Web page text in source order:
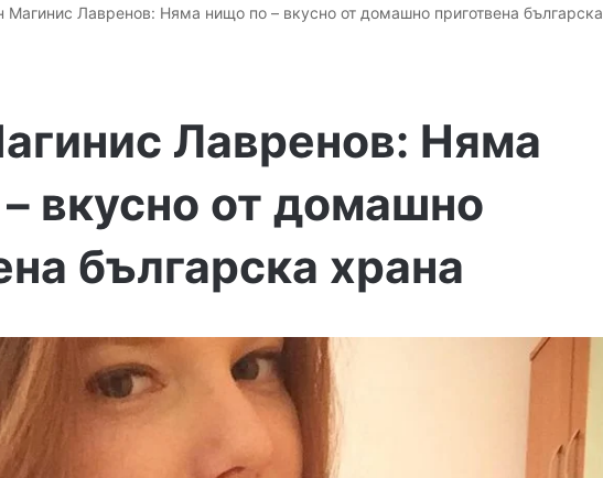
Магинис Лавренов: Няма нищо по – вкусно от домашно приготвена българска
Лавренов: Няма
вкусно от домашно
българска храна